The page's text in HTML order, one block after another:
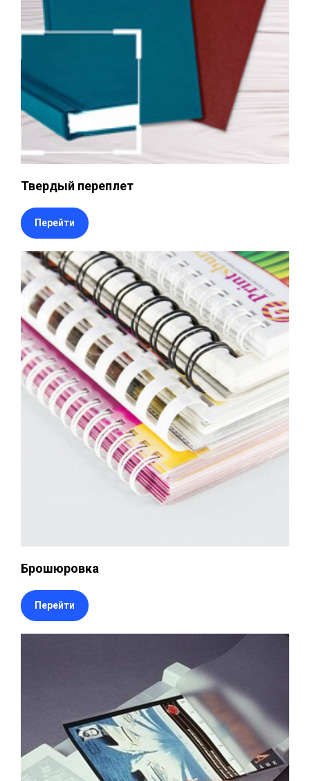
Твердый переплет
Перейти
Брошюровка
Перейти